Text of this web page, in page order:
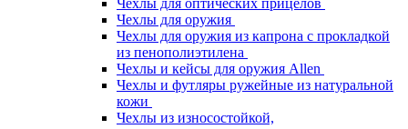
Чехлы для оптических прицелов
Чехлы для оружия
Чехлы для оружия из капрона с прокладкой
из пенополиэтилена
Чехлы и кейсы для оружия Allen
Чехлы и футляры ружейные из натуральной
кожи
Чехлы из износостойкой,